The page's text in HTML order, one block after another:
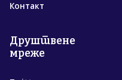
Контакт
Друштвене
мреже